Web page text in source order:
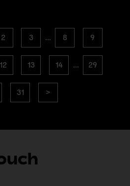
page
2 page
3 page
8 page
9
page
12 page
13 page
14 page
29
page
31
Next
>